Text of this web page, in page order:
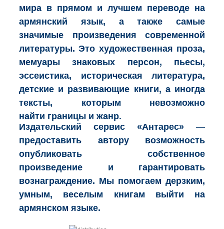
мира в прямом и лучшем переводе на
армянский язык, а также самые
значимые произведения современной
литературы. Это художественная проза,
мемуары знаковых персон, пьесы,
эссеистика, историческая литература,
детские и развивающие книги, а иногда
тексты, которым невозможно
найти границы и жанр.
Издательский сервис «Антарес» —
предоставить автору возможность
опубликовать собственное
произведение и гарантировать
вознаграждение. Мы помогаем дерзким,
умным, веселым книгам выйти на
армянском языке.